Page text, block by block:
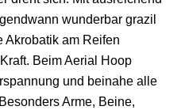
wunderbar grazil
Akrobatik am Reifen
Beim Aerial Hoop
und beinahe alle
Arme, Beine,